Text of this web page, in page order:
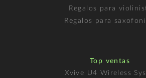
Regalos para
Regalos para
Top ventas
Xvive U4 Wireless